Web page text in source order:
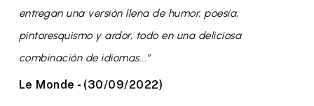
entregan una versión llena de humor, poesía,
pintoresquismo y ardor, todo en una deliciosa
combinación de idiomas...”
Le Monde - (30/09/2022)